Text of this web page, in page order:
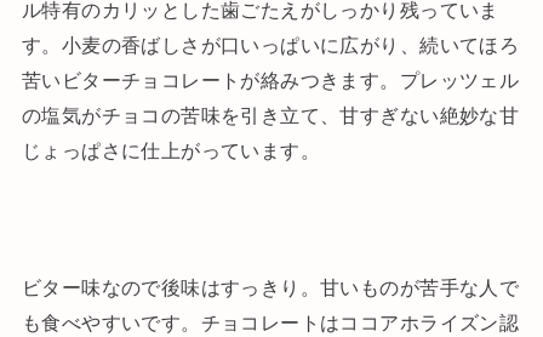
ル特有のカリッとした歯ごたえがしっかり残っていま
す。小麦の香ばしさが口いっぱいに広がり、続いてほろ
苦いビターチョコレートが絡みつきます。プレッツェル
の塩気がチョコの苦味を引き立て、甘すぎない絶妙な甘
じょっぱさに仕上がっています。
ビター味なので後味はすっきり。甘いものが苦手な人で
も食べやすいです。チョコレートはココアホライズン認